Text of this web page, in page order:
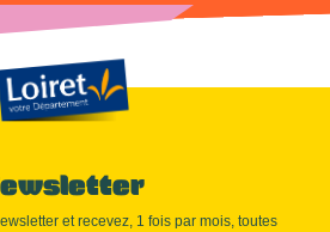
et recevez, 1 fois par mois, toutes